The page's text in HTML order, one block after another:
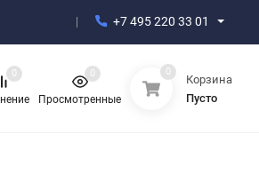
+7 495 220 33 01
0
Просмотренные
0 0
Корзина
Пусто